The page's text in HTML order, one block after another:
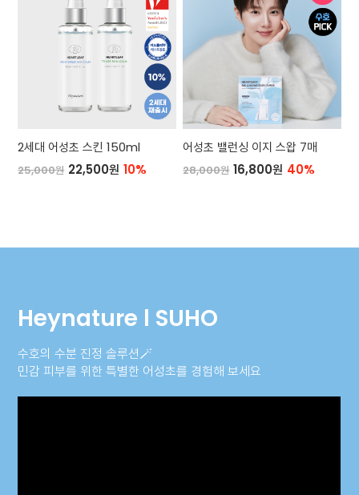
2세대 어성초 스킨 150ml
25,000원 22,500원 10%
어성초 밸런싱 이지 스왑 7매
28,000원 16,800원 40%
Heynature l SUHO
수호의 수분 진정 솔루션🪄
민감 피부를 위한 특별한 어성초를 경험해 보세요